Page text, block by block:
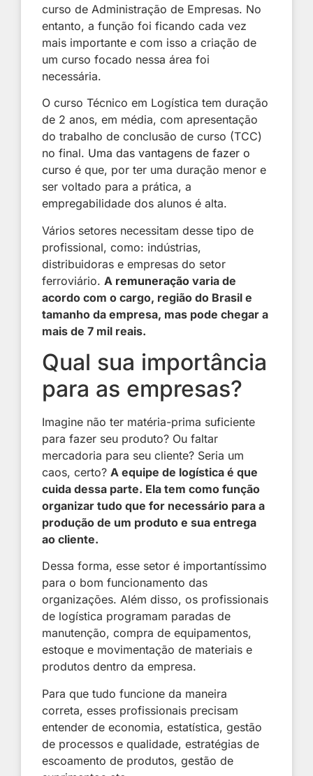
curso de Administração de Empresas. No
entanto, a função foi ficando cada vez
mais importante e com isso a criação de
um curso focado nessa área foi
necessária.
O curso Técnico em Logística tem duração
de 2 anos, em média, com apresentação
do trabalho de conclusão de curso (TCC)
no final. Uma das vantagens de fazer o
curso é que, por ter uma duração menor e
ser voltado para a prática, a
empregabilidade dos alunos é alta.
Vários setores necessitam desse tipo de
profissional, como: indústrias,
distribuidoras e empresas do setor
ferroviário.A remuneração varia de
acordo com o cargo, região do Brasil e
tamanho da empresa, mas pode chegar a
mais de 7 mil reais.
Qual sua importância
para as empresas?
Imagine não ter matéria-prima suficiente
para fazer seu produto? Ou faltar
mercadoria para seu cliente? Seria um
caos, certo?A equipe de logística é que
cuida dessa parte. Ela tem como função
organizar tudo que for necessário para a
produção de um produto e sua entrega
ao cliente.
Dessa forma, esse setor é importantíssimo
para o bom funcionamento das
organizações. Além disso, os profissionais
de logística programam paradas de
manutenção, compra de equipamentos,
estoque e movimentação de materiais e
produtos dentro da empresa.
Para que tudo funcione da maneira
correta, esses profissionais precisam
entender de economia, estatística, gestão
de processos e qualidade, estratégias de
escoamento de produtos, gestão de